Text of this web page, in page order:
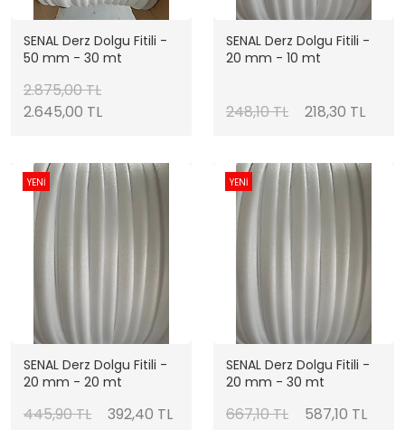
SENAL Derz Dolgu Fitili -
50 mm - 30 mt
2.875,00 TL
2.645,00 TL
SENAL Derz Dolgu Fitili -
20 mm - 10 mt
248,10 TL 218,30 TL
YENİ
SENAL Derz Dolgu Fitili -
20 mm - 20 mt
445,90 TL 392,40 TL
YENİ
SENAL Derz Dolgu Fitili -
20 mm - 30 mt
667,10 TL 587,10 TL